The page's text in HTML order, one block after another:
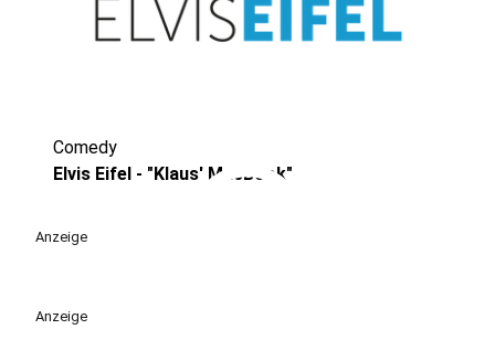
play_circle
Comedy
Elvis Eifel - "Klaus' MacBook"
Anzeige
Anzeige